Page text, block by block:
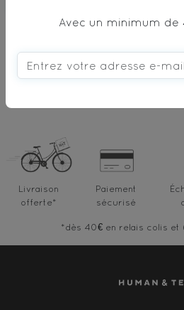
Avec un minimum de
Livraison
offerte*
Paiement
sécurisé
*dès 40€ en relais colis et